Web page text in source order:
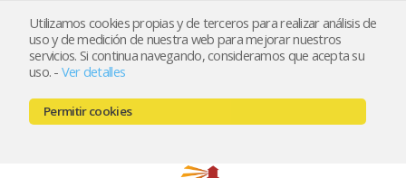
Utilizamos cookies propias y de terceros para realizar análisis de
uso y de medición de nuestra web para mejorar nuestros
servicios. Si continua navegando, consideramos que acepta su
uso. - Ver detalles
Permitir cookies
Registrarse Mi cuenta
666521122 // 654999333